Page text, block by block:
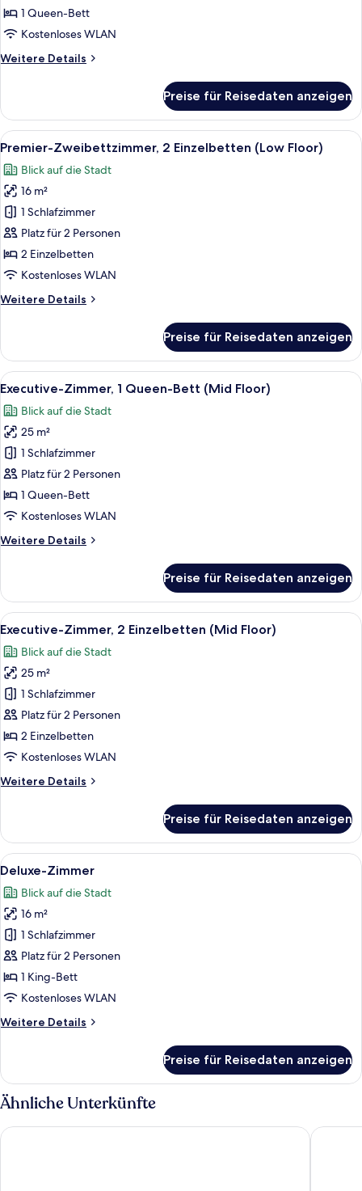
Queen-
Bett
Floor)
1 Queen-Bett
Kostenloses WLAN
Weitere Details
Weitere
Zimmer,
Queen-
(Mid
Floor)
Preise für Reisedaten anzeigen
Alle
Fotos
für
Premier-
Zweibettzimmer,
2 Einzelbetten
(Low
Floor)
Ein modernes Hotelzimmer mit
12
Premier-Zweibettzimmer, 2 Einzelbetten (Low Floor)
Blick auf die Stadt
16 m²
1 Schlafzimmer
Platz für 2 Personen
2 Einzelbetten
Kostenloses WLAN
Weitere Details
Weitere
Zweibettzimmer,
2 Einzelbetten
(Low
Preise für Reisedaten anzeigen
Alle
Fotos
für
Executive-
Zimmer,
1
Queen-
Bett
Floor)
Ein Hotelzimmer mit einem großen
9
Executive-Zimmer, 1 Queen-Bett (Mid Floor)
Blick auf die Stadt
25 m²
1 Schlafzimmer
Platz für 2 Personen
1 Queen-Bett
Kostenloses WLAN
Weitere Details
Weitere
Zimmer,
Queen-
(Mid
Floor)
Preise für Reisedaten anzeigen
Alle
Fotos
für
Executive-
Zimmer,
2 Einzelbetten
(Mid
Floor)
Ein modernes Hotelzimmer mit Bett,
7
Executive-Zimmer, 2 Einzelbetten (Mid Floor)
Blick auf die Stadt
25 m²
1 Schlafzimmer
Platz für 2 Personen
2 Einzelbetten
Kostenloses WLAN
Weitere Details
Weitere
Zimmer,
2 Einzelbetten
(Mid
Preise für Reisedaten anzeigen
Alle
Fotos
für
Deluxe-
Zimmer
anzeigen
Ein Hotelzimmer mit Bett, großem
8
Deluxe-Zimmer
Blick auf die Stadt
16 m²
1 Schlafzimmer
Platz für 2 Personen
1 King-Bett
Kostenloses WLAN
Weitere Details
Weitere
Zimmer
Preise für Reisedaten anzeigen
Ähnliche Unterkünfte
Dash Living on Queen's ibis